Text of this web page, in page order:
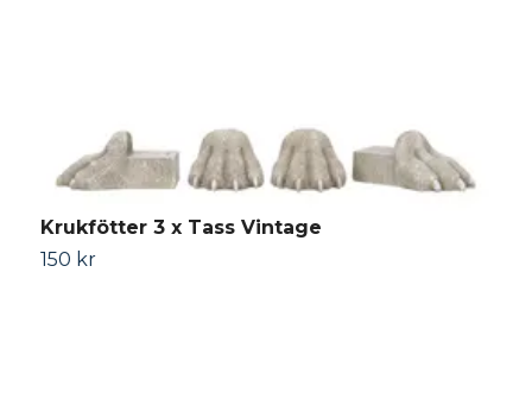
Krukfötter 3 x Tass Vintage
150 kr